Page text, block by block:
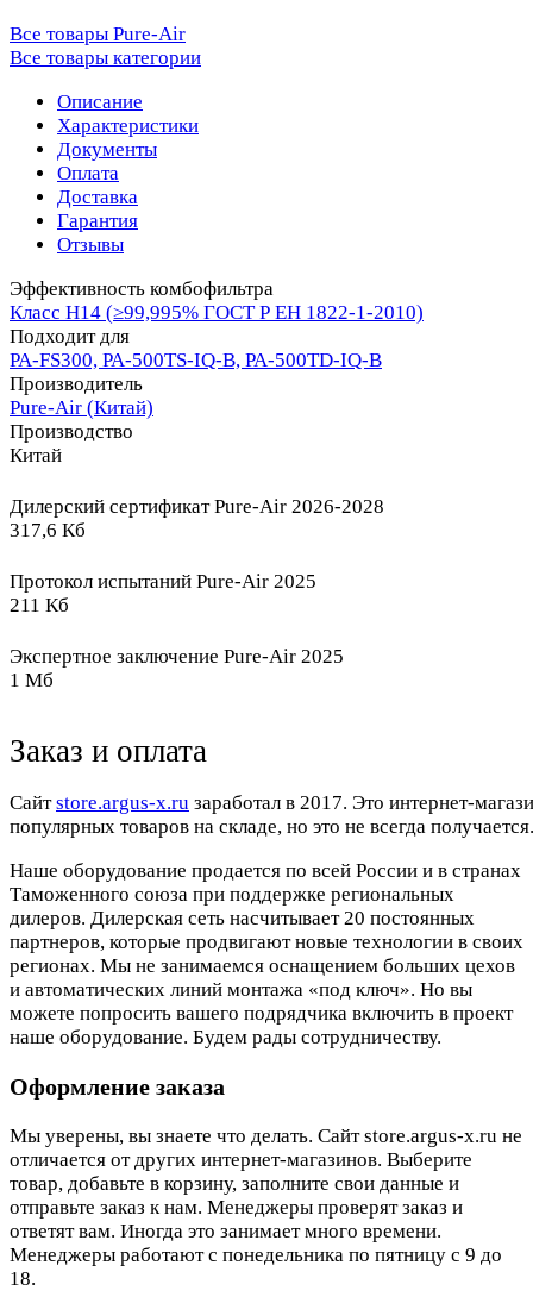
Все товары Pure-Air
Все товары категории
Описание
Характеристики
Документы
Оплата
Доставка
Гарантия
Отзывы
Эффективность комбофильтра
Класс Н14 (≥99,995% ГОСТ Р ЕН 1822-1-2010)
Подходит для
PA-FS300, PA-500TS-IQ-B, PA-500TD-IQ-B
Производитель
Pure-Air (Китай)
Производство
Китай
Дилерский сертификат Pure-Air 2026-2028
317,6 Кб
Протокол испытаний Pure-Air 2025
211 Кб
Экспертное заключение Pure-Air 2025
1 Мб
Заказ и оплата
Cайтstore.argus-x.ru заработал в 2017. Это интернет-
популярных товаров на складе, но это не всегда
Наше оборудование продается по всей России и в странах
Таможенного союза при поддержке региональных
дилеров. Дилерская сеть насчитывает 20 постоянных
партнеров, которые продвигают новые технологии в своих
регионах. Мы не занимаемся оснащением больших цехов
и автоматических линий монтажа «под ключ». Но вы
можете попросить вашего подрядчика включить в проект
наше оборудование. Будем рады сотрудничеству.
Оформление заказа
Мы уверены, вы знаете что делать. Сайт store.argus-x.ru не
отличается от других интернет-магазинов. Выберите
товар, добавьте в корзину, заполните свои данные и
отправьте заказ к нам. Менеджеры проверят заказ и
ответят вам. Иногда это занимает много времени.
Менеджеры работают с понедельника по пятницу с 9 до
18.